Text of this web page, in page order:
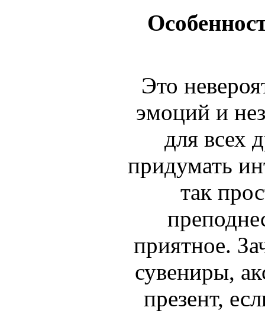
Это
эмоций и
для всех
придумать
так
приятное.
сувениры,
презент,